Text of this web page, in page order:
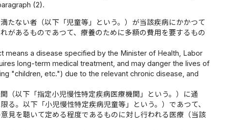
(2).
たない者（以下「児童等」という。）が当該疾病にかかつて
があるものであつて、療養のために多額の費用を要するもの
a disease specified by the Minister of Health, Labor
long-term medical treatment, and may danger the lives of
"children, etc.") due to the relevant chronic disease, and
（以下「指定小児慢性特定疾病医療機関」という。）に通
。以下「小児慢性特定疾病児童等」という。）であつて、
見を聴いて定める程度であるものに対し行われる医療（当該